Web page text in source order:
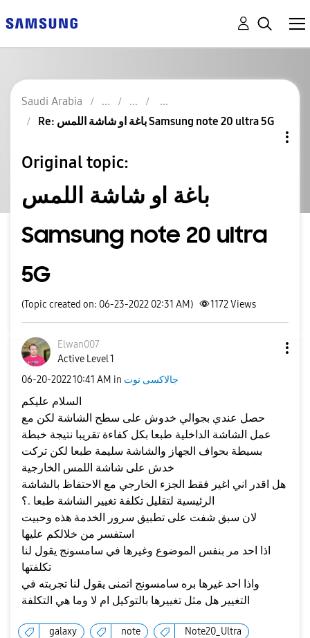
Saudi Arabia
Re: باغة او شاشة اللمس Samsung note 20 ultra 5G
Original topic:
باغة او شاشة اللمس
Samsung note 20 ultra
5G
(Topic created on: 06-23-2022 02:31 AM) 1172Views
Elwan007
Active Level 1
‎06-20-202210:41 AM in جالاكسى نوت
السلام عليكم
حصل عندي بجوالي خدوش على سطح الشاشة لكن مع
عمل الشاشة الداخلية طبعا بكل كفاءة تقريبا نتيجة خبطة
بسيطة بحواف الجهاز والشاشة سليمة طبعا لكن تركت
هل اقدر اني اغير فقط الجزء الخارجي مع الاحتفاظ بالشاشة
الرئيسية لتقليل تكلفة تغيير الشاشة طبعا .؟
لان سبق شفت على تطبيق سرور الخدمة هذه وحبيت
استفسر من خلالكم عليها
اذا احد مر بنفس الموضوع وغيرها في سامسونج يقول لنا
تكلفتها
واذا احد غيرها بره سامسونج اتمنى يقول لنا تجربته في
galaxy note Note20_Ultra